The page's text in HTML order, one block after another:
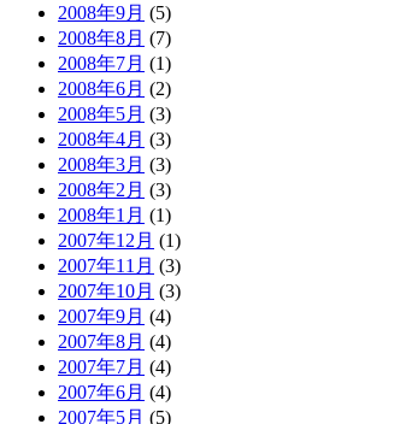
2008年9月 (5)
2008年8月 (7)
2008年7月 (1)
2008年6月 (2)
2008年5月 (3)
2008年4月 (3)
2008年3月 (3)
2008年2月 (3)
2008年1月 (1)
2007年12月 (1)
2007年11月 (3)
2007年10月 (3)
2007年9月 (4)
2007年8月 (4)
2007年7月 (4)
2007年6月 (4)
2007年5月 (5)